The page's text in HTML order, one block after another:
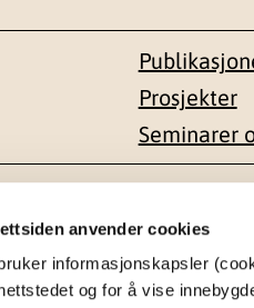
anvender cookies
informasjonskapsler
og for å vise
Prosjekter
Seminarer
Besøksadresse
Gullhaugveien 1-3